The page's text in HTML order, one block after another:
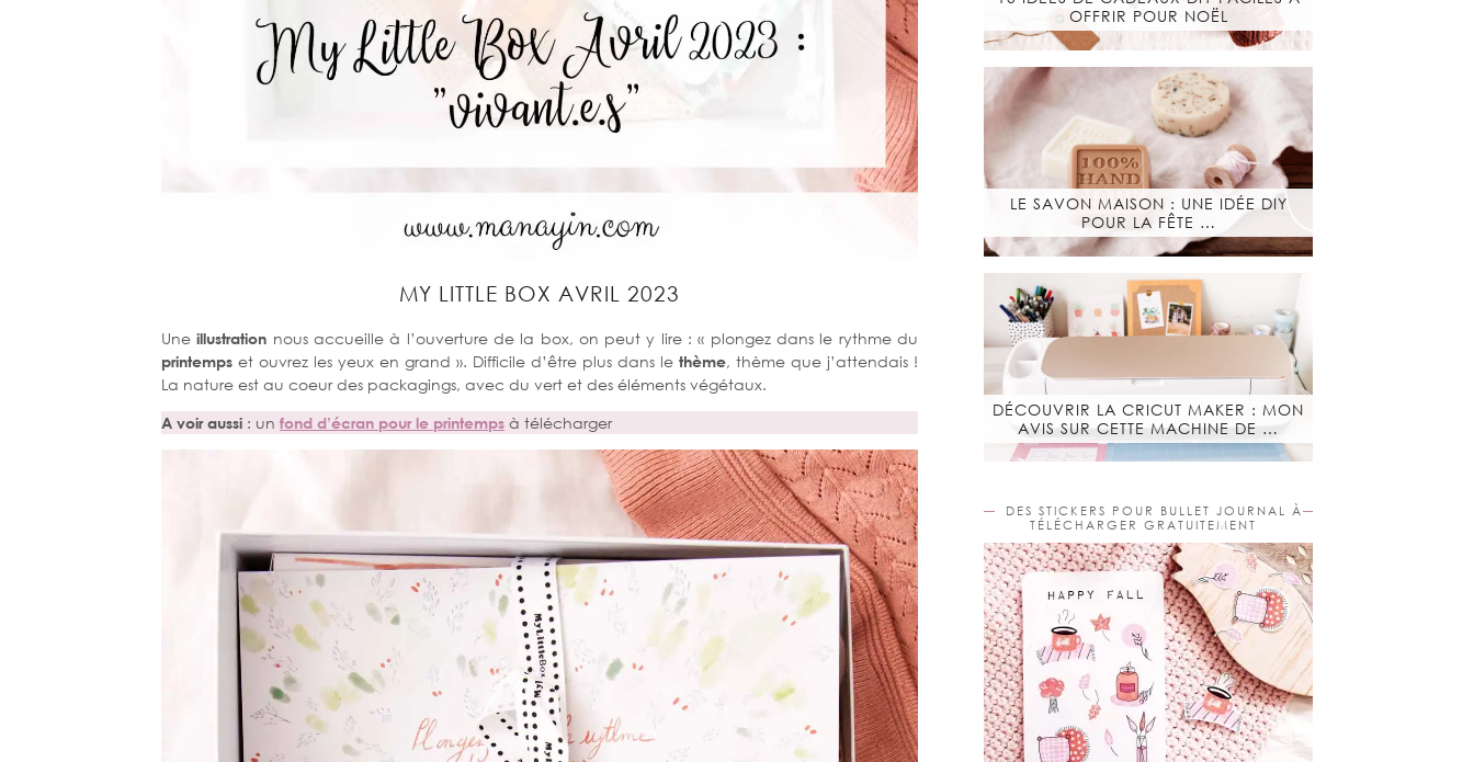
MY LITTLE BOX AVRIL 2023
Uneillustration nous accueille à l’ouverture de la box, on peut y lire : « plongez dans le rythme du
printemps et ouvrez les yeux en grand ». Difficile d’être plus dans le thème, thème que j’attendais !
La nature est au coeur des packagings, avec du vert et des éléments végétaux.
A voir aussi : un fond d’écran pour le printemps à télécharger
OFFRIR POUR NOËL
LE SAVON MAISON : UNE IDÉE DIY
POUR LA FÊTE …
DÉCOUVRIR LA CRICUT MAKER : MON
AVIS SUR CETTE MACHINE DE …
DES STICKERS POUR BULLET JOURNAL À
TÉLÉCHARGER GRATUITEMENT